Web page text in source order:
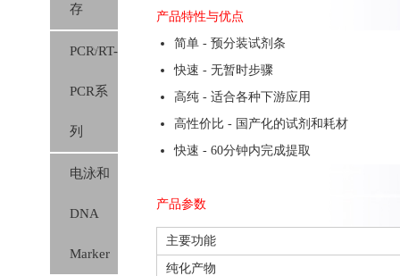
存
PCR/RT-
PCR系
列
电泳和
DNA
Marker
产品特性与优点
简单 - 预分装试剂条
快速 - 无暂时步骤
高纯 - 适合各种下游应用
高性价比 - 国产化的试剂和耗材
快速 - 60分钟内完成提取
产品参数
主要功能
纯化产物